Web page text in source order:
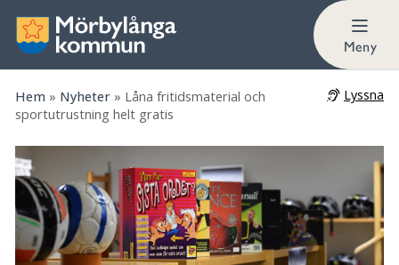
Meny
Hem » Nyheter » Låna fritidsmaterial och
sportutrustning helt gratis
Lyssna